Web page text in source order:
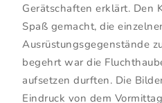
Gerätschaften erklärt. Den
Spaß gemacht, die
Ausrüstungsgegenstände
begehrt war die
aufsetzen durften. Die
Eindruck von dem